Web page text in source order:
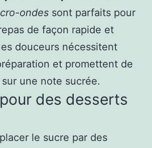
ondes sont parfaits pour
de façon rapide et
douceurs nécessitent
et promettent de
une note sucrée.
des desserts
le sucre par des